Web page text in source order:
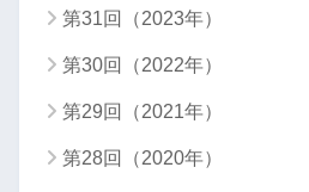
第31回（2023年）
第30回（2022年）
第29回（2021年）
第28回（2020年）